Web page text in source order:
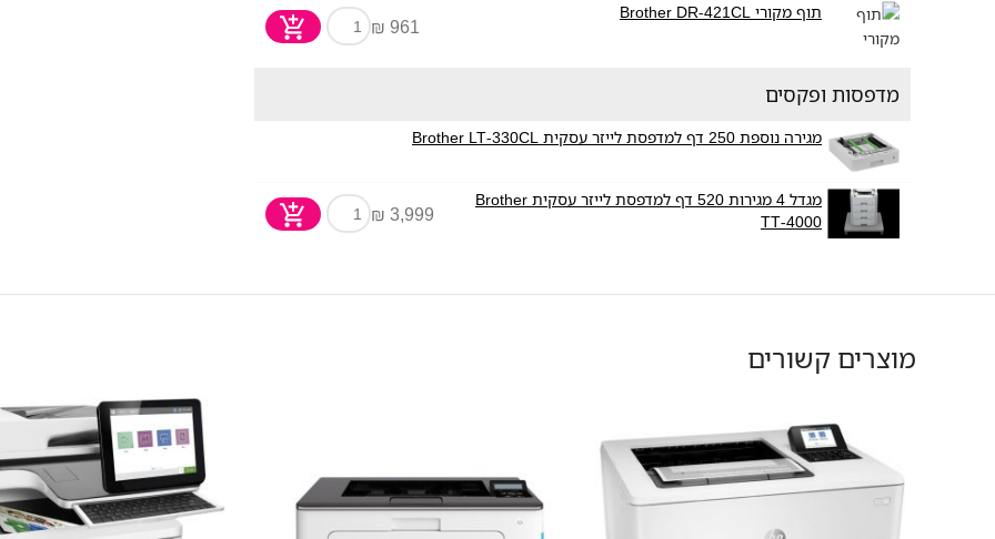
תוף מקורי Brother DR-421CL
961 ₪
מדפסות ופקסים
מגירה נוספת 250 דף למדפסת לייזר עסקית Brother LT-330CL
מגדל 4 מגירות 520 דף למדפסת לייזר עסקית Brother
TT-4000
3,999 ₪
מוצרים קשורים